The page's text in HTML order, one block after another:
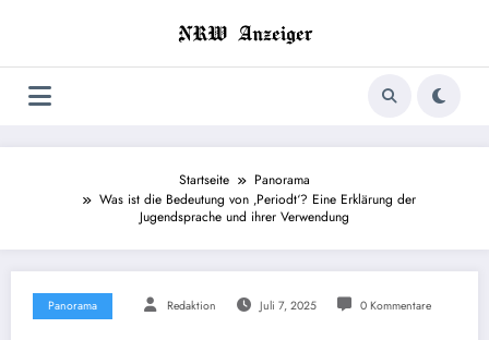
Startseite
Panorama
Was ist die Bedeutung von ‚Periodt‘? Eine Erklärung der
Jugendsprache und ihrer Verwendung
Panorama Redaktion Juli 7, 2025 0 Kommentare